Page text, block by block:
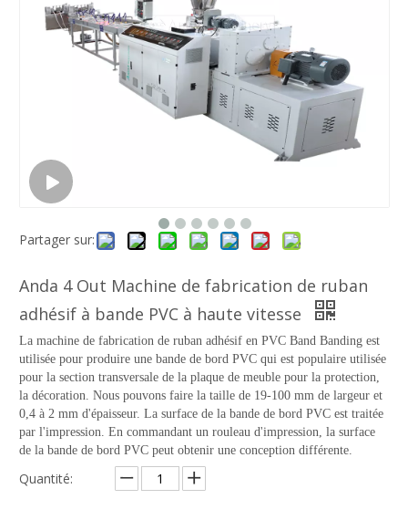
Partager sur:
Anda 4 Out Machine de fabrication de ruban
adhésif à bande PVC à haute vitesse
La machine de fabrication de ruban adhésif en PVC Band Banding est
utilisée pour produire une bande de bord PVC qui est populaire utilisée
pour la section transversale de la plaque de meuble pour la protection,
la décoration. Nous pouvons faire la taille de 19-100 mm de largeur et
0,4 à 2 mm d'épaisseur. La surface de la bande de bord PVC est traitée
par l'impression. En commandant un rouleau d'impression, la surface
de la bande de bord PVC peut obtenir une conception différente.
Quantité: